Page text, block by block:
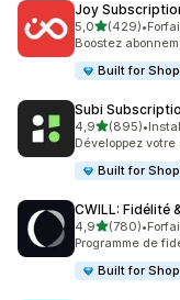
Joy
5,0étoile(s) sur 5
(429)
429 avis au total
•
Boostez
Built for
Subi
4,9étoile(s) sur 5
(895)
895 avis au total
•
Développez
Built for
CWILL: Fidélité
4,9étoile(s) sur 5
(780)
780 avis au total
•
Programme de
Built for